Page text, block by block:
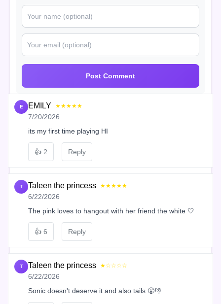
Post Comment
E EMILY ★★★★★
7/20/2026
its my first time playing HI
👍 2 Reply
T Taleen the princess ★★★★★
6/22/2026
The pink loves to hangout with her friend the white 🤍
👍 6 Reply
T Taleen the princess ★☆☆☆☆
6/22/2026
Sonic doesn't deserve it and also tails 😤👎